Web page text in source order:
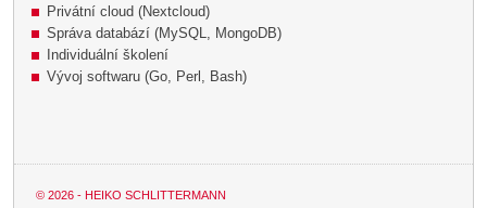
Privátní cloud (Nextcloud)
Správa databází (MySQL, MongoDB)
Individuální školení
Vývoj softwaru (Go, Perl, Bash)
© 2026 - HEIKO SCHLITTERMANN